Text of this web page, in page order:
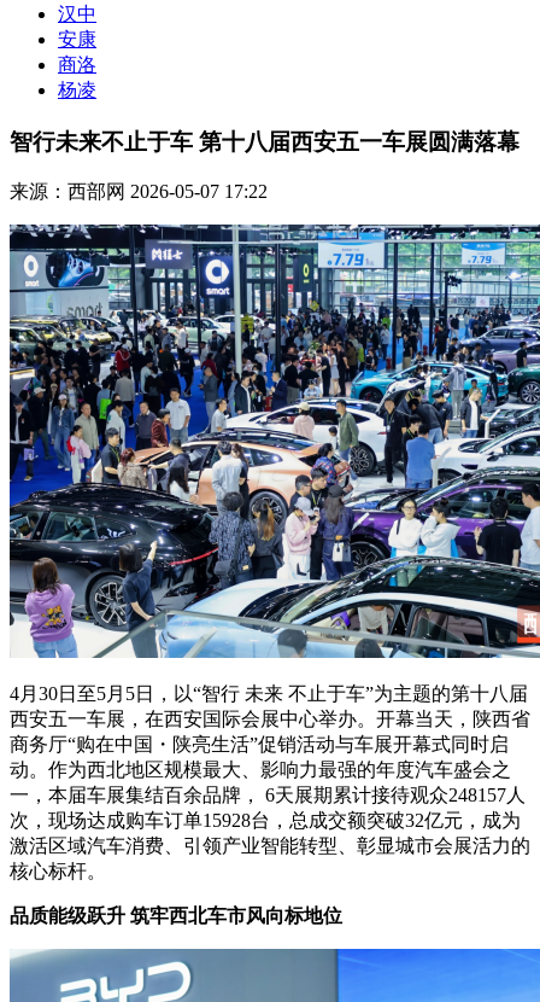
汉中
安康
商洛
杨凌
智行未来不止于车 第十八届西安五一车展圆满落幕
来源：西部网 2026-05-07 17:22
4月30日至5月5日，以“智行 未来 不止于车”为主题的第十八届
西安五一车展，在西安国际会展中心举办。开幕当天，陕西省
商务厅“购在中国・陕亮生活”促销活动与车展开幕式同时启
动。作为西北地区规模最大、影响力最强的年度汽车盛会之
一，本届车展集结百余品牌， 6天展期累计接待观众248157人
次，现场达成购车订单15928台，总成交额突破32亿元，成为
激活区域汽车消费、引领产业智能转型、彰显城市会展活力的
核心标杆。
品质能级跃升 筑牢西北车市风向标地位